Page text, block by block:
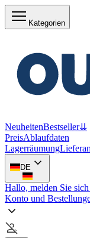
Kategorien
NeuheitenBestseller⇊
PreisAblaufdaten
Lagerräumung
DE
Hallo, melden Sie sich
Konto und